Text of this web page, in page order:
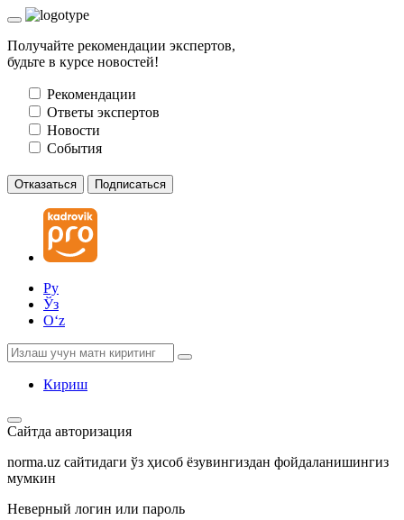
Получайте рекомендации экспертов,
будьте в курсе новостей!
Рекомендации
Ответы экспертов
Новости
События
Отказаться Подписаться
Ру
Ўз
Oʻz
Кириш
Сайтда авторизация
norma.uz сайтидаги ўз ҳисоб ёзувингиздан фойдаланишингиз
мумкин
Неверный логин или пароль